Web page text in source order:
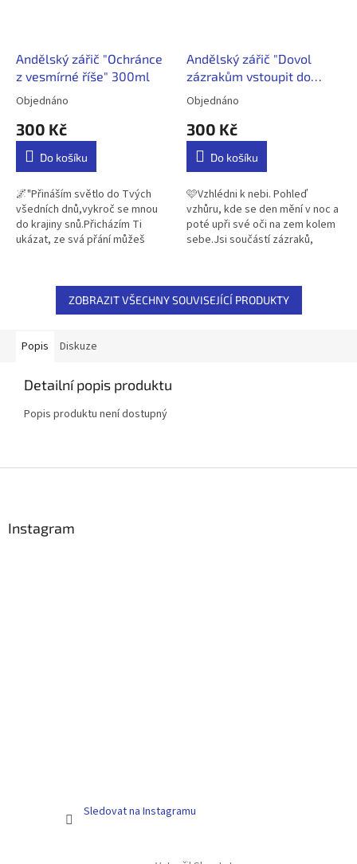
Andělský zářič "Ochránce
z vesmírné říše" 300ml
Průměrné
produktu
5,0
5
hvězdiček.
Objednáno
300 Kč
Do košíku
🌌"Přináším světlo do Tvých
všedních dnů,vykroč se mnou
do krajiny snů.Přicházím Ti
ukázat, ze svá přání můžeš
snít.Jsem...
Andělský zářič "Dovol
zázrakům vstoupit do
Tvého života" 300ml
Průměrné
produktu
5,0
5
hvězdiček.
Objednáno
300 Kč
Do košíku
🩷Vzhlédni k nebi. Pohleď
vzhůru, kde se den mění v noc a
poté upři své oči na zem kolem
sebe.Jsi součástí zázraků,
ZOBRAZIT VŠECHNY SOUVISEJÍCÍ PRODUKTY
Popis Diskuze
Detailní popis produktu
Popis produktu není dostupný
Instagram
Sledovat na Instagramu